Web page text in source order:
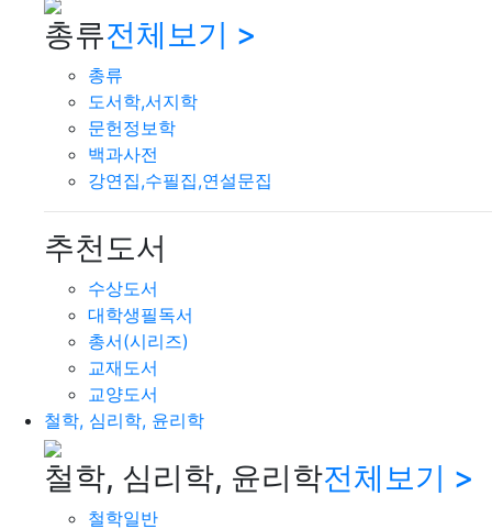
총류전체보기 >
총류
도서학,서지학
문헌정보학
백과사전
강연집,수필집,연설문집
추천도서
수상도서
대학생필독서
총서(시리즈)
교재도서
교양도서
철학, 심리학, 윤리학
철학, 심리학, 윤리학전체보기 >
철학일반